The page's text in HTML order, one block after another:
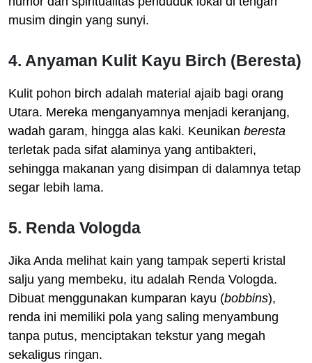
musim dingin yang sunyi.
4. Anyaman Kulit Kayu Birch (Beresta)
Kulit pohon birch adalah material ajaib bagi orang
Utara. Mereka menganyamnya menjadi keranjang,
wadah garam, hingga alas kaki. Keunikan beresta
terletak pada sifat alaminya yang antibakteri,
sehingga makanan yang disimpan di dalamnya tetap
segar lebih lama.
5. Renda Vologda
Jika Anda melihat kain yang tampak seperti kristal
salju yang membeku, itu adalah Renda Vologda.
Dibuat menggunakan kumparan kayu (bobbins),
renda ini memiliki pola yang saling menyambung
tanpa putus, menciptakan tekstur yang megah
sekaligus ringan.